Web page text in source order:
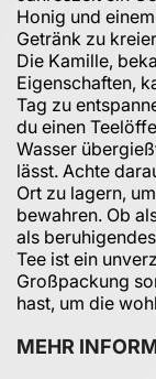
Honig und
Getränk zu
Die Kamille,
Eigenschaften,
Tag zu
du einen
Wasser
lässt. Achte
Ort zu lagern,
bewahren. Ob
als
Tee ist ein
Großpackung
hast, um die
MEHR